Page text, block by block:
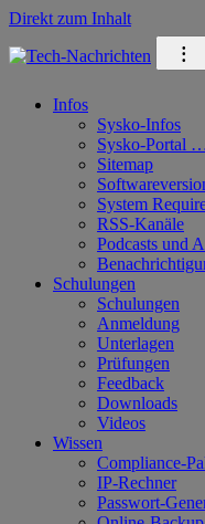
Direkt zum Inhalt
⁝
Infos
Sysko-Infos
Sysko-Portal
Sitemap
System
RSS-Kanäle
Podcasts und
Schulungen
Schulungen
Anmeldung
Unterlagen
Prüfungen
Feedback
Downloads
Videos
Wissen
Compliance-
IP-Rechner
Passwort-